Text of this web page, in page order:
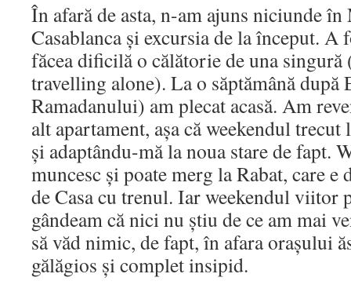
În afară de asta, n-am ajuns niciunde
Casablanca și excursia de la început. A
făcea dificilă o călătorie de una singură
travelling alone). La o săptămână
Ramadanului) am plecat acasă. Am
alt apartament, așa că weekendul
și adaptându-mă la noua stare de fapt.
muncesc și poate merg la Rabat, care e
de Casa cu trenul. Iar weekendul viitor
gândeam că nici nu știu de ce am mai
să văd nimic, de fapt, în afara orașului
gălăgios și complet insipid.